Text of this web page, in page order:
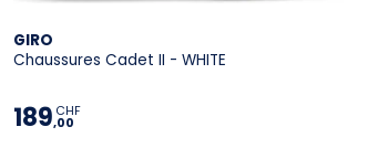
GIRO
Chaussures Cadet II - WHITE
189,00
CHF